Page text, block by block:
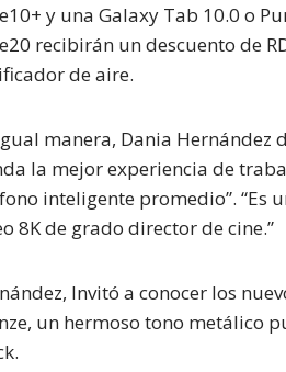
y una Galaxy Tab 10.0 o
recibirán un descuento de
de aire.
manera, Dania Hernández
la mejor experiencia de
inteligente promedio”. “Es
8K de grado director de cine.”
Invitó a conocer los
un hermoso tono metálico